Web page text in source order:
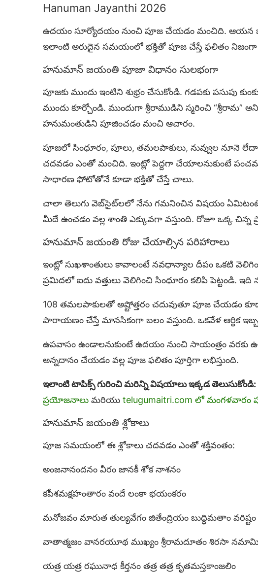
Hanuman Jayanthi 2026
ఉదయం సూర్యోదయం నుంచి పూజ చేయడం మంచిది. ఆయన జన్మ
ఇలాంటి అరుదైన సమయంలో భక్తితో పూజ చేస్తే ఫలితం
హనుమాన్ జయంతి పూజా విధానం సులభంగా
పూజకు ముందు ఇంటిని శుభ్రం చేసుకోండి. గడపకు
ముందు కూర్చోండి. ముందుగా శ్రీరాముడిని స్మరించి “శ్రీరామ”
హనుమంతుడిని పూజించడం మంచి ఆచారం.
పూజలో సింధూరం, పూలు, తమలపాకులు, నువ్వుల
చదవడం ఎంతో మంచిది. ఇంట్లో పెద్దగా చేయాలనుకుంటే
సాధారణ ఫోటోతోనే కూడా భక్తితో చేస్తే చాలు.
చాలా తెలుగు వెబ్‌సైట్‌లలో నేను గమనించిన విషయం
మీదే ఉంచడం వల్ల శాంతి ఎక్కువగా వస్తుంది. రోజూ ఒక్క చిన్న
హనుమాన్ జయంతి రోజు చేయాల్సిన పరిహారాలు
ఇంట్లో సుఖశాంతులు కావాలంటే నవధాన్యాల దీపం ఒకటి
ప్రమిదలో ఐదు వత్తులు వెలిగించి సింధూరం కలిపి పెట్టండి. ఇది
108 తమలపాకులతో అష్టోత్తరం చదువుతూ పూజ చేయడం
పారాయణం చేస్తే మానసికంగా బలం వస్తుంది. ఒకవేళ ఆర్థిక
ఉపవాసం ఉండాలనుకుంటే ఉదయం నుంచి సాయంత్రం వరకు
అన్నదానం చేయడం వల్ల పూజ ఫలితం పూర్తిగా లభిస్తుంది.
ఇలాంటి టాపిక్స్ గురించి మరిన్ని విషయాలు ఇక్కడ తెలుసుకోండి:
ప్రయోజనాలు మరియు telugumaitri.com లో
హనుమాన్ జయంతి శ్లోకాలు
పూజ సమయంలో ఈ శ్లోకాలు చదవడం ఎంతో శక్తివంతం:
అంజనానందనం వీరం జానకీ శోక నాశనం
కపీశమక్షహంతారం వందే లంకా భయంకరం
మనోజవం మారుత తుల్యవేగం జితేంద్రియం బుద్ధిమతాం వరిష్టం
వాతాత్మజం వానరయూథ ముఖ్యం శ్రీరామదూతం శిరసా
యత్ర యత్ర రఘునాధ కీర్తనం తత్ర తత్ర కృతమస్తకాంజలిం